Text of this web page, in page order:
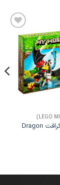
افزودن
به
علاقه
مندی
ها
لگو 580 تکه ماینکرافت Dragon